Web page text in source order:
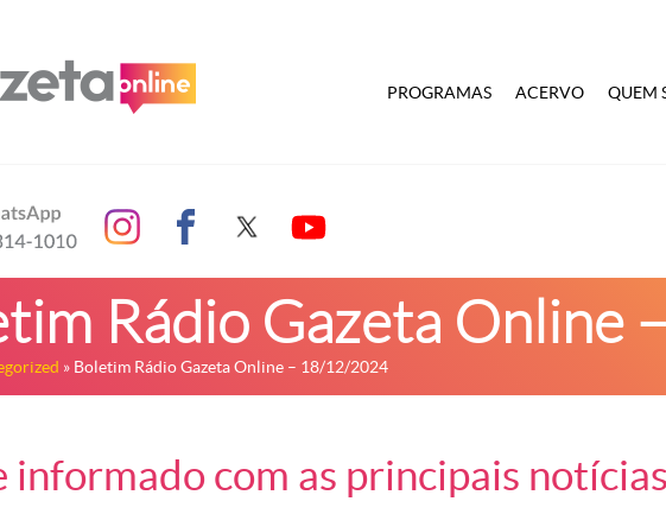
PROGRAMAS ACERVO QUEM
Rádio Gazeta
» Boletim Rádio Gazeta Online – 18/12/2024
informado com as principais